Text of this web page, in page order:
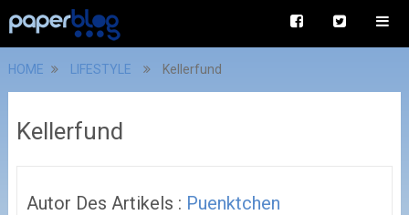
HOME LIFESTYLE Kellerfund
Kellerfund
Autor Des Artikels : Puenktchen